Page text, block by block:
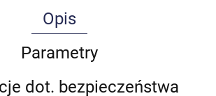
Opis
Parametry
dot. bezpieczeństwa